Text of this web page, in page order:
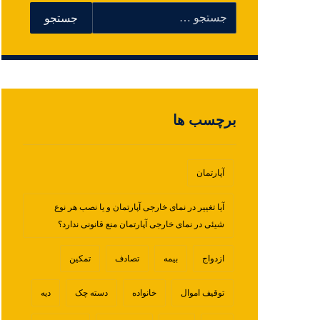
برچسب ها
آپارتمان
آیا تغییر در نمای خارجی آپارتمان و یا نصب هر نوع
شیئی در نمای خارجی آپارتمان منع قانونی ندارد؟
ازدواج بیمه تصادف تمکین
توقیف اموال خانواده دسته چک دیه